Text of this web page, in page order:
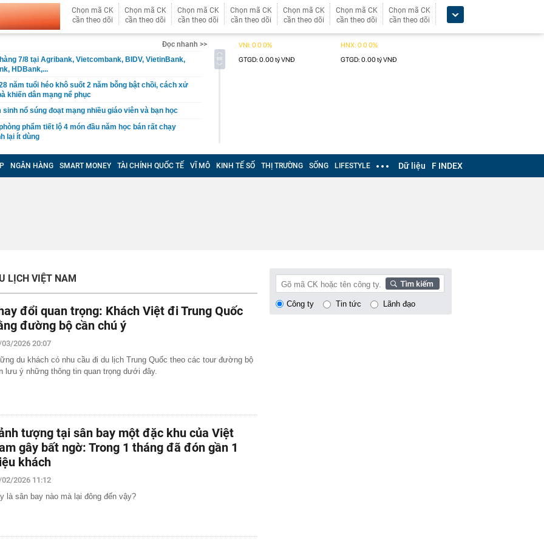
Chọn mã CK
cần theo dõi
Chọn mã CK
cần theo dõi
Chọn mã CK
cần theo dõi
Chọn mã CK
cần theo dõi
Chọn mã CK
cần theo dõi
Chọn mã CK
cần theo dõi
Chọn mã CK
cần theo dõi
Đọc nhanh >>
7/8 tại Agribank, Vietcombank, BIDV, VietinBank,
HDBank,...
năm tuổi héo khô suốt 2 năm bỗng bật chồi, cách xử
khiến dân mạng nể phục
sinh nổ súng đoạt mạng nhiều giáo viên và bạn học
phẩm tiết lộ 4 món đầu năm học bán rất chạy
lại ít dùng
hàng chưa từng được sử dụng bất ngờ có số dư 100
Nội hay bán hết trước giờ trưa?
thị khiến bạn mua nhiều hơn
thích trồng hoa giấy trước nhà nhưng không bao
Samsung "ít được quảng cáo" nhưng lại rất đáng mua
lúc này
quả xổ số miền Nam hôm nay thứ Sáu ngày 7/8/2026
gan B rồi bỏ điều trị suốt 20 năm, người đàn ông 53 tuổi
con cũng nhiễm bệnh
ra: Càng tiết kiệm càng tốt là lời khuyên dễ khiến
trả giá
doanh nghiệp gửi nhà băng hàng nghìn tỷ đồng
Bắc - Nam đạt hơn 1.300 tỷ đồng
thân thầy bói Phan Thị Thu Trang SN 1989
NGÂN HÀNG SMART MONEY TÀI CHÍNH QUỐC TẾ VĨ MÔ KINH TẾ SỐ THỊ TRƯỜNG SỐNG LIFESTYLE Dữ liệu F INDEX
LỊCH VIỆT NAM
đổi quan trọng: Khách Việt đi Trung Quốc
đường bộ cần chú ý
2026 20:07
du khách có nhu cầu đi du lịch Trung Quốc theo các tour đường bộ
lưu ý những thông tin quan trọng dưới đây.
tượng tại sân bay một đặc khu của Việt
gây bất ngờ: Trong 1 tháng đã đón gần 1
khách
2026 11:12
là sân bay nào mà lại đông đến vậy?
Công ty Tin tức Lãnh đạo